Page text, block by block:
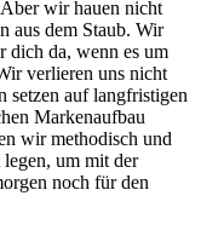
wir hauen nicht
aus dem Staub. Wir
dich da, wenn es um
verlieren uns nicht
setzen auf langfristigen
Markenaufbau
wir methodisch und
legen, um mit der
noch für den